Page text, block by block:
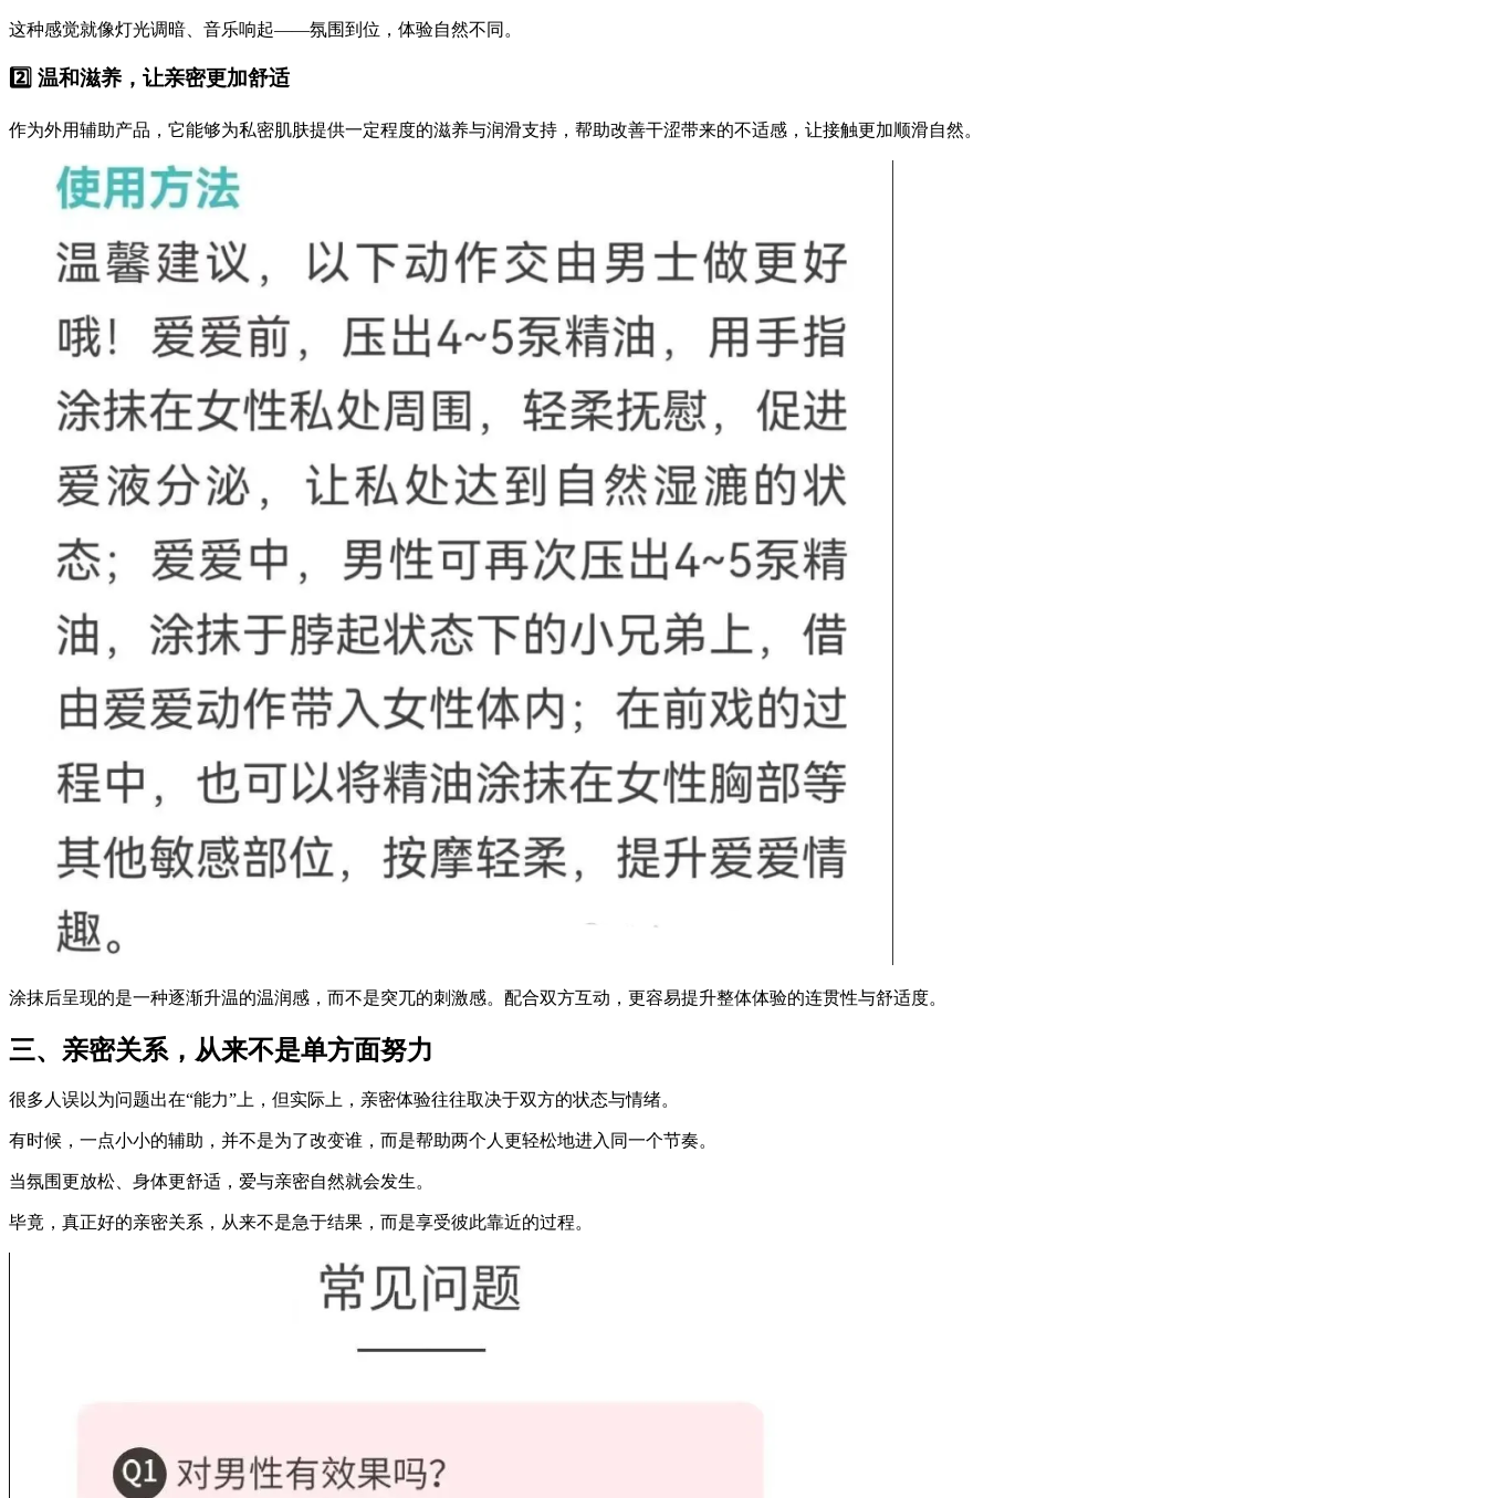
这种感觉就像灯光调暗、音乐响起——氛围到位，体验自然不同。
2️⃣ 温和滋养，让亲密更加舒适
作为外用辅助产品，它能够为私密肌肤提供一定程度的滋养与润滑支持，帮助改善干涩带来的不适感，让接触更加顺滑自然。
涂抹后呈现的是一种逐渐升温的温润感，而不是突兀的刺激感。配合双方互动，更容易提升整体体验的连贯性与舒适度。
三、亲密关系，从来不是单方面努力
很多人误以为问题出在“能力”上，但实际上，亲密体验往往取决于双方的状态与情绪。
有时候，一点小小的辅助，并不是为了改变谁，而是帮助两个人更轻松地进入同一个节奏。
当氛围更放松、身体更舒适，爱与亲密自然就会发生。
毕竟，真正好的亲密关系，从来不是急于结果，而是享受彼此靠近的过程。